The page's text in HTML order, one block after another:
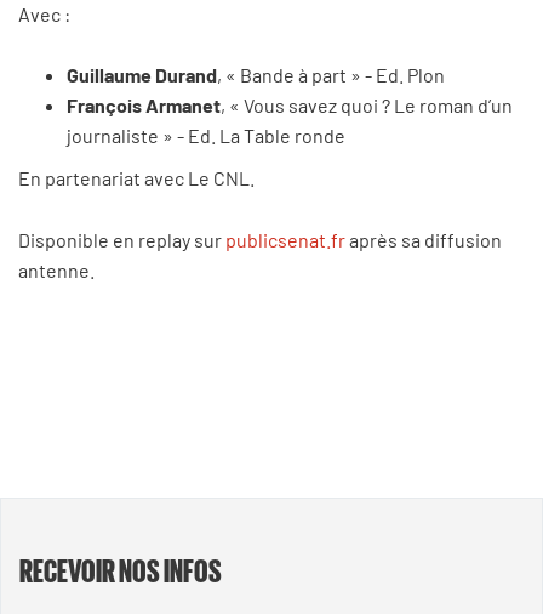
Avec :
Guillaume Durand, « Bande à part » - Ed. Plon
François Armanet, « Vous savez quoi ? Le roman d’un
journaliste » - Ed. La Table ronde
En partenariat avec Le CNL.
Disponible en replay sur publicsenat.fraprès sa diffusion
antenne.
RECEVOIR NOS INFOS